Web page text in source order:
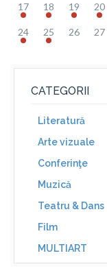
17 18 19 20
24 25 26 27
CATEGORII
Literatură
Arte vizuale
Conferinţe
Muzică
Teatru & Dans
Film
MULTIART